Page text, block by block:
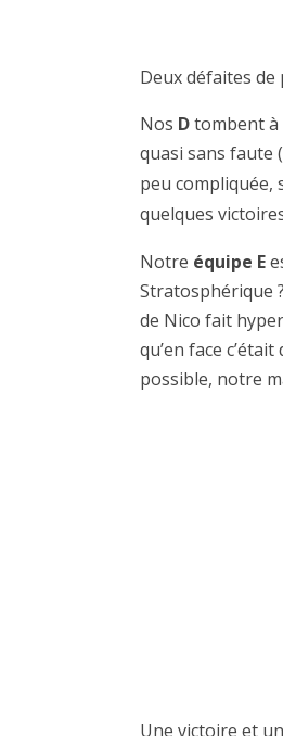
Deux défaites
Nos Dtombent à
quasi sans faute
peu compliquée,
quelques
Notre équipe E
Stratosphérique
de Nico fait
qu’en face
possible, notre
Une victoire et